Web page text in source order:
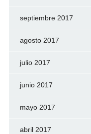
septiembre 2017
agosto 2017
julio 2017
junio 2017
mayo 2017
abril 2017